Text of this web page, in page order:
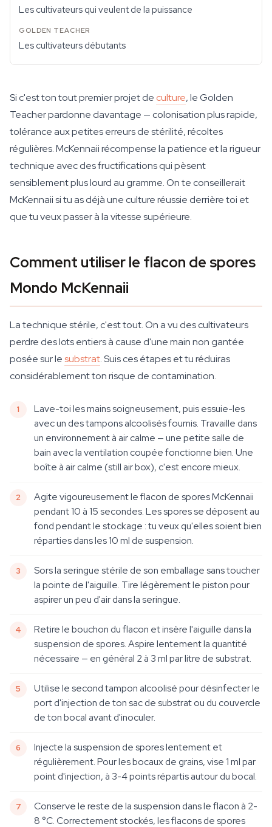
Les cultivateurs qui veulent de la puissance
Les cultivateurs débutants
Si c'est ton tout premier projet de culture, le Golden
Teacher pardonne davantage — colonisation plus rapide,
tolérance aux petites erreurs de stérilité, récoltes
régulières. McKennaii récompense la patience et la rigueur
technique avec des fructifications qui pèsent
sensiblement plus lourd au gramme. On te conseillerait
McKennaii si tu as déjà une culture réussie derrière toi et
que tu veux passer à la vitesse supérieure.
Comment utiliser le flacon de spores
Mondo McKennaii
La technique stérile, c'est tout. On a vu des cultivateurs
perdre des lots entiers à cause d'une main non gantée
posée sur lesubstrat. Suis ces étapes et tu réduiras
considérablement ton risque de contamination.
Lave-toi les mains soigneusement, puis essuie-les
avec un des tampons alcoolisés fournis. Travaille dans
un environnement à air calme — une petite salle de
bain avec la ventilation coupée fonctionne bien. Une
boîte à air calme (still air box), c'est encore mieux.
Agite vigoureusement le flacon de spores McKennaii
pendant 10 à 15 secondes. Les spores se déposent au
fond pendant le stockage : tu veux qu'elles soient bien
réparties dans les 10 ml de suspension.
Sors la seringue stérile de son emballage sans toucher
la pointe de l'aiguille. Tire légèrement le piston pour
aspirer un peu d'air dans la seringue.
Retire le bouchon du flacon et insère l'aiguille dans la
suspension de spores. Aspire lentement la quantité
nécessaire — en général 2 à 3 ml par litre de substrat.
Utilise le second tampon alcoolisé pour désinfecter le
port d'injection de ton sac de substrat ou du couvercle
de ton bocal avant d'inoculer.
Injecte la suspension de spores lentement et
régulièrement. Pour les bocaux de grains, vise 1 ml par
point d'injection, à 3-4 points répartis autour du bocal.
Conserve le reste de la suspension dans le flacon à 2-
8 °C. Correctement stockés, les flacons de spores